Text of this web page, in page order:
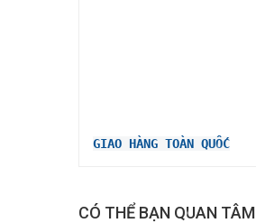
GIAO HÀNG TOÀN QUỐC
CÓ THỂ BẠN QUAN TÂM